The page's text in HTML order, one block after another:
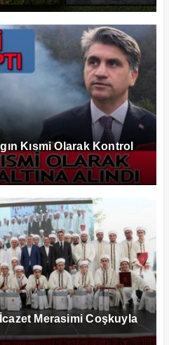
Kısmi Olarak Kontrol
İcazet Merasimi Coşkuyla